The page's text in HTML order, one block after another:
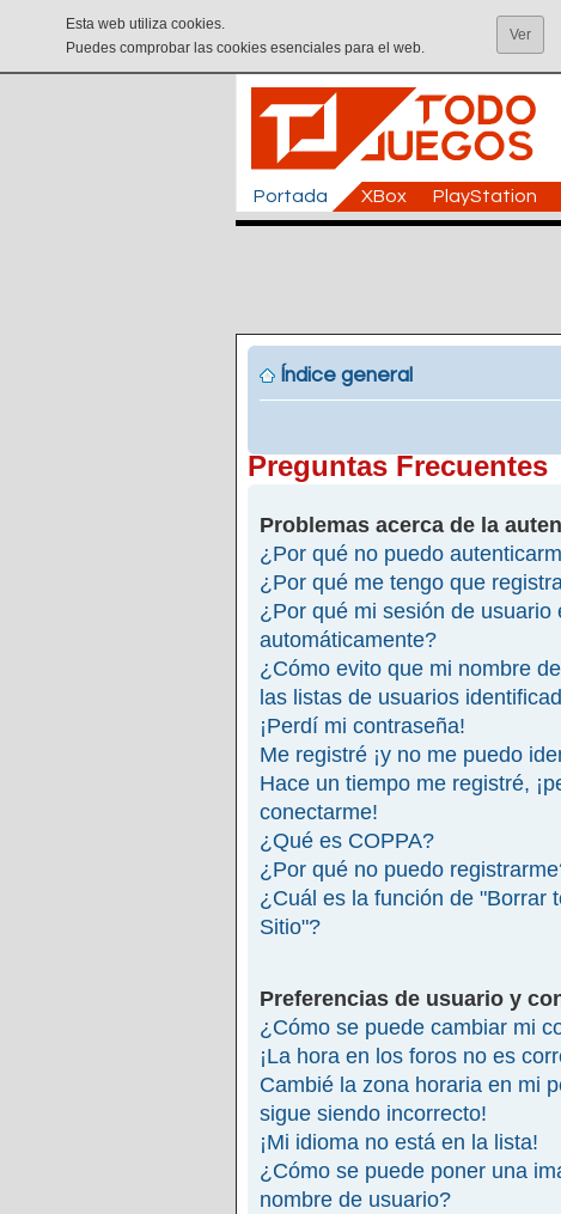
Esta web utiliza cookies.
Puedes comprobar las cookies esenciales para el web.
Ver
Portada XBox PlayStation
Índice general
Preguntas Frecuentes
Problemas acerca de la
¿Por qué no puedo
¿Por qué me tengo que
¿Por qué mi sesión de usuario
automáticamente?
¿Cómo evito que mi nombre
las listas de usuarios
¡Perdí mi contraseña!
Me registré ¡y no me puedo
Hace un tiempo me registré,
conectarme!
¿Qué es COPPA?
¿Por qué no puedo
¿Cuál es la función de "Borrar
Sitio"?
Preferencias de usuario y
¿Cómo se puede cambiar mi
¡La hora en los foros no es
Cambié la zona horaria en mi
sigue siendo incorrecto!
¡Mi idioma no está en la lista!
¿Cómo se puede poner una
nombre de usuario?